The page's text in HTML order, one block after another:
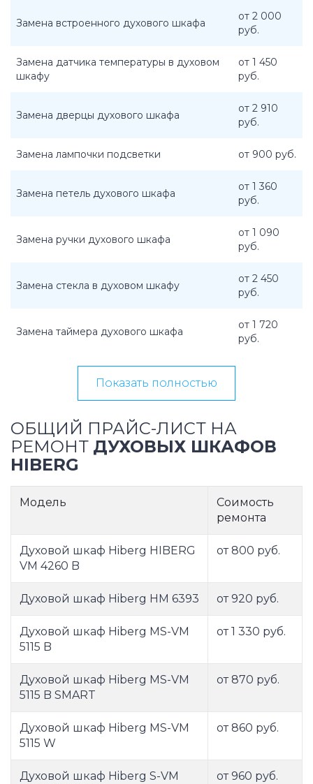
Замена встроенного духового шкафа
от 2 000
руб.
Замена датчика температуры в духовом
шкафу
от 1 450
руб.
Замена дверцы духового шкафа
от 2 910
руб.
Замена лампочки подсветки от 900 руб.
Замена петель духового шкафа
от 1 360
руб.
Замена ручки духового шкафа
от 1 090
руб.
Замена стекла в духовом шкафу
от 2 450
руб.
Замена таймера духового шкафа
от 1 720
руб.
Показать полностью
ОБЩИЙ ПРАЙС-ЛИСТ НА
РЕМОНТ ДУХОВЫХ ШКАФОВ
HIBERG
Модель
Соимость
ремонта
Духовой шкаф Hiberg HIBERG
VM 4260 B
от 800 руб.
Духовой шкаф Hiberg HM 6393 от 920 руб.
Духовой шкаф Hiberg MS-VM
5115 B
от 1 330 руб.
Духовой шкаф Hiberg MS-VM
5115 B SMART
от 870 руб.
Духовой шкаф Hiberg MS-VM
5115 W
от 860 руб.
Духовой шкаф Hiberg S-VM
от 960 руб.